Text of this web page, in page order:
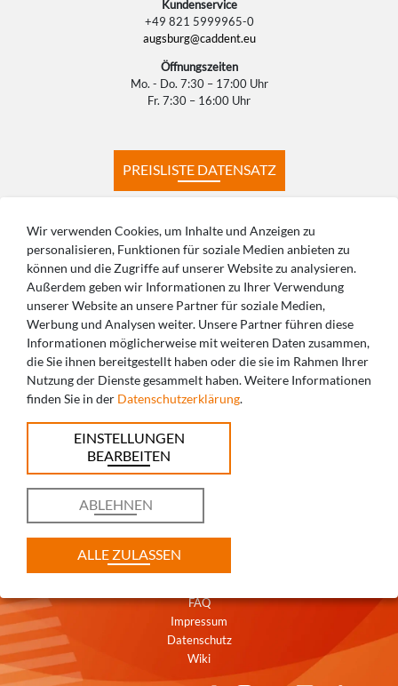
Kundenservice
+49 821 5999965-0
augsburg@caddent.eu
Öffnungszeiten
Mo. - Do. 7:30 – 17:00 Uhr
Fr. 7:30 – 16:00 Uhr
PREISLISTE DATENSATZ
PRODUKTIONSZEITEN HÄUFIGE FRAGEN
SIE HABEN FRAGEN? WIR BERATEN SIE
GERNE!
+49 821 5999965-0
augsburg@caddent.eu
FAQ
Impressum
Datenschutz
Wiki
Wir verwenden Cookies, um Inhalte und Anzeigen zu
personalisieren, Funktionen für soziale Medien anbieten zu
können und die Zugriffe auf unserer Website zu analysieren.
Außerdem geben wir Informationen zu Ihrer Verwendung
unserer Website an unsere Partner für soziale Medien,
Werbung und Analysen weiter. Unsere Partner führen diese
Informationen möglicherweise mit weiteren Daten zusammen,
die Sie ihnen bereitgestellt haben oder die sie im Rahmen Ihrer
Nutzung der Dienste gesammelt haben. Weitere Informationen
finden Sie in der Datenschutzerklärung.
EINSTELLUNGEN
BEARBEITEN
ABLEHNEN
ALLE ZULASSEN